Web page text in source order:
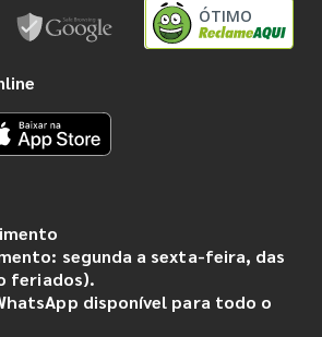
ÓTIMO
segunda a sexta-feira, das
feriados).
disponível para todo o